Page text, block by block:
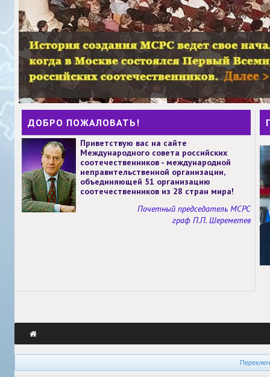
ДОБРО ПОЖАЛОВАТЬ!
Приветствую вас на сайте
Международного совета российских
соотечественников - международной
неправительственной организации,
объединяющей 51 организацию
соотечественников из 28 стран мира!
Почетный председатель МСРС
граф П.П. Шереметев